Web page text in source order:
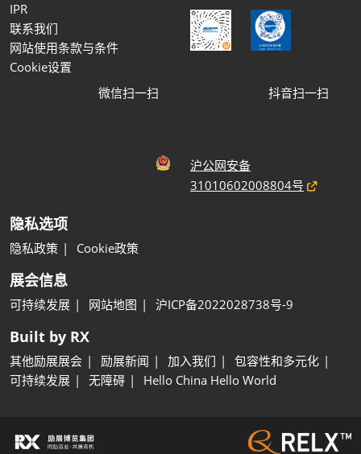
IPR
联系我们
网站使用条款与条件
Cookie设置
微信扫一扫 抖音扫一扫
沪公网安备
31010602008804号
隐私选项
隐私政策 Cookie政策
展会信息
可持续发展 网站地图 沪ICP备2022028738号-9
Built by RX
其他励展展会 励展新闻 加入我们
包容性和多元化
可持续发展
无障碍 Hello China Hello World